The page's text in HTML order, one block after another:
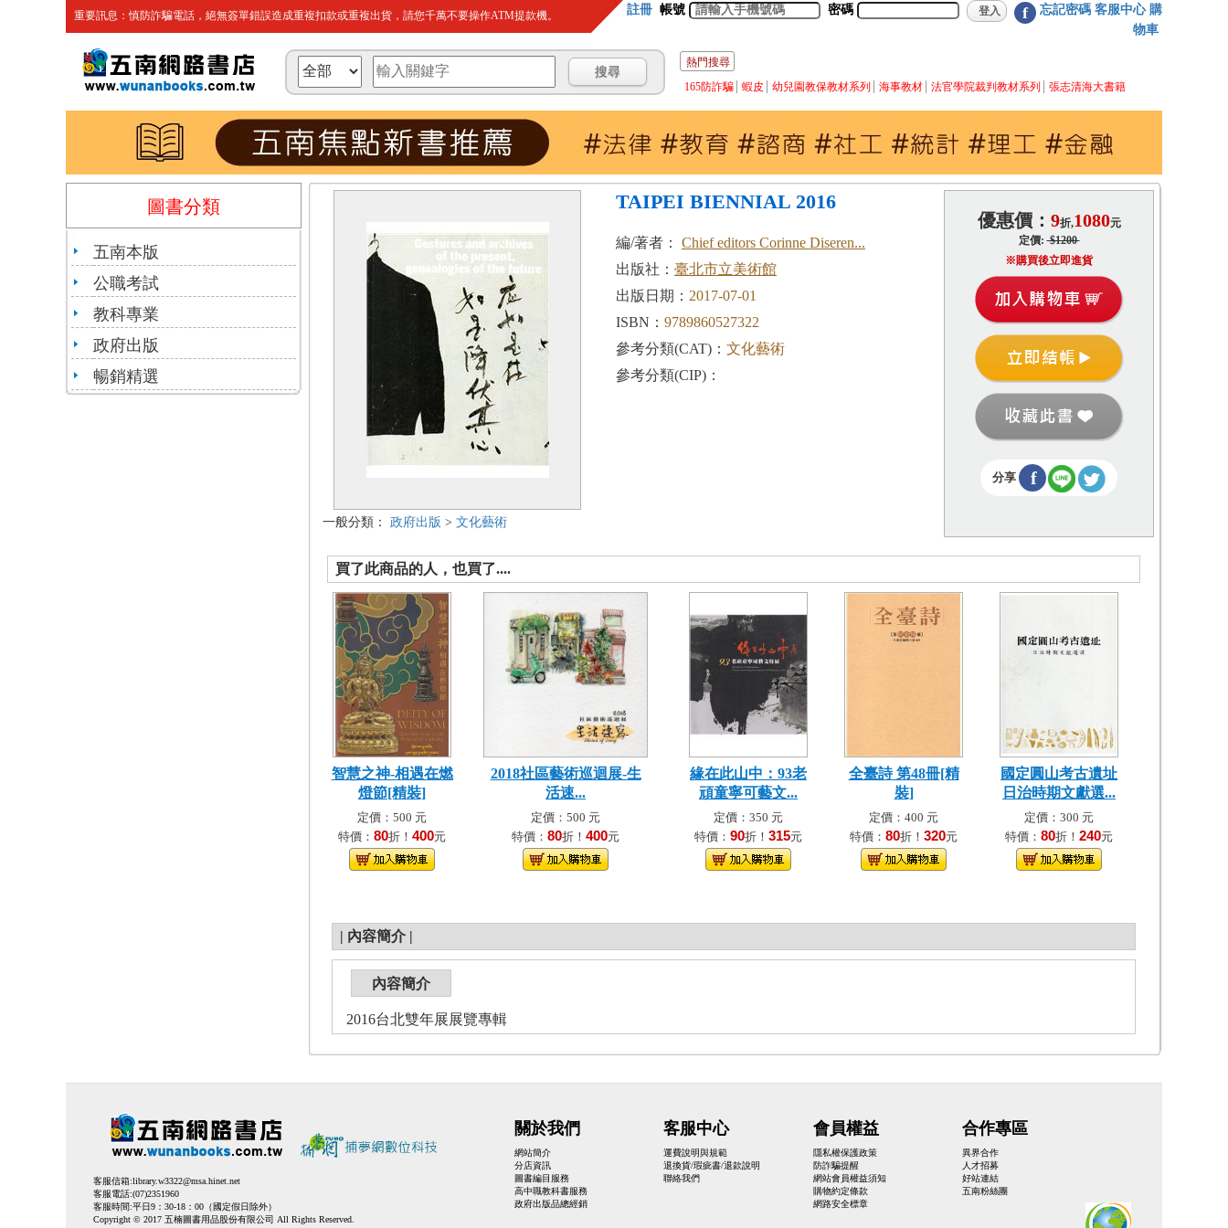
重要訊息：慎防詐騙電話，絕無簽單錯誤造成重複扣款或重複出貨，請您千萬不要操作ATM提款機。 註冊 帳號 密碼 f 忘記密碼 客服中心 購
物車
熱門搜尋
165防詐騙
蝦皮 幼兒園教保教材系列 海事教材 法官學院裁判教材系列 張志清海大書籍
圖書分類
五南本版
公職考試
教科專業
政府出版
暢銷精選
一般分類： 政府出版 > 文化藝術
TAIPEI BIENNIAL 2016
編/著者： Chief editors Corinne Diseren...
出版社： 臺北市立美術館
出版日期： 2017-07-01
ISBN： 9789860527322
參考分類(CAT)： 文化藝術
參考分類(CIP)：
優惠價： 9折,1080元
定價:$1200
※購買後立即進貨
分享 f
買了此商品的人，也買了....
智慧之神-相遇在燃
燈節[精裝]
定價：500 元
特價： 80折！ 400元
2018社區藝術巡迴展-生
活速...
定價：500 元
特價： 80折！ 400元
緣在此山中：93老
頑童寧可藝文...
定價：350 元
特價： 90折！ 315元
全臺詩 第48冊[精
裝]
定價：400 元
特價： 80折！ 320元
國定圓山考古遺址
日治時期文獻選...
定價：300 元
特價： 80折！ 240元
| 內容簡介 |
內容簡介
2016台北雙年展展覽專輯
客服信箱:library.w3322@msa.hinet.net
客服電話:(07)2351960
客服時間:平日9：30-18：00（國定假日除外）
Copyright © 2017 五楠圖書用品股份有限公司 All Rights Reserved.
關於我們
網站簡介
分店資訊
圖書編目服務
高中職教科書服務
政府出版品總經銷
客服中心
運費說明與規範
退換貨/瑕疵書/退款說明
聯絡我們
會員權益
隱私權保護政策
防詐騙提醒
網站會員權益須知
購物約定條款
網路安全標章
合作專區
異界合作
人才招募
好站連結
五南粉絲團